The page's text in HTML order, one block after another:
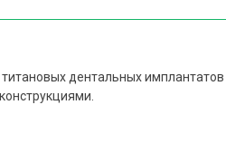
дентальных имплантатов